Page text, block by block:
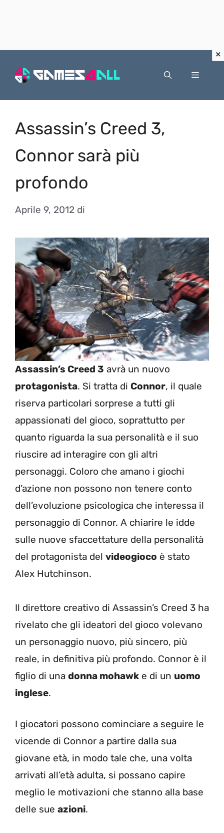
Menu
Assassin’s Creed 3,
Connor sarà più
profondo
Aprile 9, 2012 di
Assassin’s Creed 3 avrà un nuovo
protagonista. Si tratta di Connor, il quale
riserva particolari sorprese a tutti gli
appassionati del gioco, soprattutto per
quanto riguarda la sua personalità e il suo
riuscire ad interagire con gli altri
personaggi. Coloro che amano i giochi
d’azione non possono non tenere conto
dell’evoluzione psicologica che interessa il
personaggio di Connor. A chiarire le idde
sulle nuove sfaccettature della personalità
del protagonista del videogioco è stato
Alex Hutchinson.
Il direttore creativo di Assassin’s Creed 3 ha
rivelato che gli ideatori del gioco volevano
un personaggio nuovo, più sincero, più
reale, in definitiva più profondo. Connor è il
figlio di una donna mohawk e di un uomo
inglese.
I giocatori possono cominciare a seguire le
vicende di Connor a partire dalla sua
giovane età, in modo tale che, una volta
arrivati all’età adulta, si possano capire
meglio le motivazioni che stanno alla base
delle sue azioni.